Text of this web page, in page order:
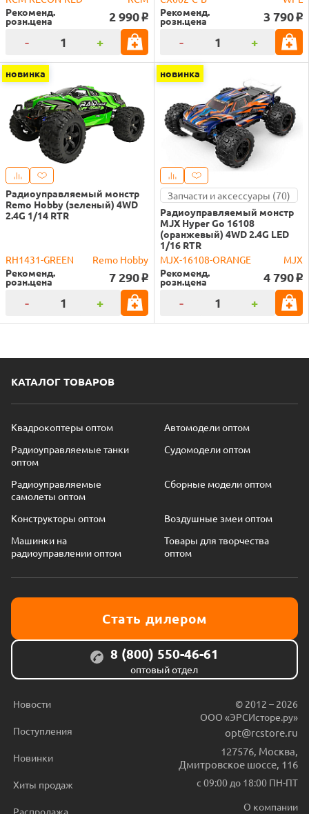
Рекоменд.
розн.цена 2 990 o
- +
Рекоменд.
розн.цена 3 790 o
- +
новинка
Радиоуправляемый монстр
Remo Hobby (зеленый) 4WD
2.4G 1/14 RTR
RH1431-GREEN
Remo Hobby
Рекоменд.
розн.цена 7 290 o
- +
новинка
Запчасти и аксессуары (70)
Радиоуправляемый монстр
MJX Hyper Go 16108
(оранжевый) 4WD 2.4G LED
1/16 RTR
MJX-16108-ORANGE
MJX
Рекоменд.
розн.цена 4 790 o
- +
КАТАЛОГ ТОВАРОВ
Квадрокоптеры оптом
Автомодели оптом
Радиоуправляемые танки
оптом
Судомодели оптом
Радиоуправляемые
самолеты оптом
Сборные модели оптом
Конструкторы оптом
Воздушные змеи оптом
Машинки на
радиоуправлении оптом
Товары для творчества
оптом
Стать дилером
8 (800) 550-46-61
оптовый отдел
Новости
Поступления
Новинки
Хиты продаж
Распродажа
© 2012 – 2026
ООО «ЭРСИсторе.ру»
opt@rcstore.ru
127576 Москва
Дмитровское шоссе, 116
с 09:00 до 18:00 ПН-ПТ
О компании